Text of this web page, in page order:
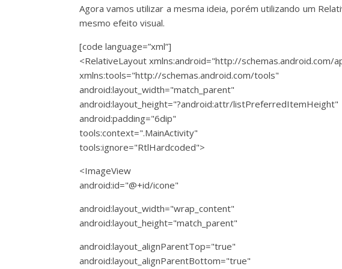
Agora vamos utilizar a mesma ideia, porém utilizando um
mesmo efeito visual.
[code language=”xml”]
<RelativeLayout xmlns:android="http://schemas.android.com/
xmlns:tools="http://schemas.android.com/tools"
android:layout_width="match_parent"
android:layout_height="?android:attr/listPreferredItemHeight"
android:padding="6dip"
tools:context=".MainActivity"
tools:ignore="RtlHardcoded">
<ImageView
android:id="@+id/icone"
android:layout_width="wrap_content"
android:layout_height="match_parent"
android:layout_alignParentTop="true"
android:layout_alignParentBottom="true"